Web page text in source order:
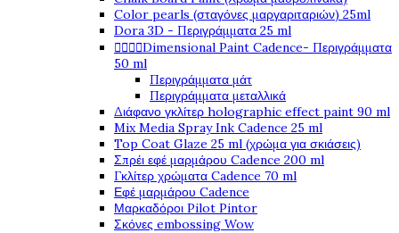
Color pearls (σταγόνες μαργαριταριών) 25ml
Dora 3D - Περιγράμματα 25 ml
Dimensional Paint Cadence- Περιγράμματα
50 ml
Περιγράμματα μάτ
Περιγράμματα μεταλλικά
Διάφανο γκλίτερ holographic effect paint 90 ml
Mix Media Spray Ink Cadence 25 ml
Top Coat Glaze 25 ml (χρώμα για σκιάσεις)
Σπρέι εφέ μαρμάρου Cadence 200 ml
Γκλίτερ χρώματα Cadence 70 ml
Εφέ μαρμάρου Cadence
Μαρκαδόροι Pilot Pintor
Σκόνες embossing Wow